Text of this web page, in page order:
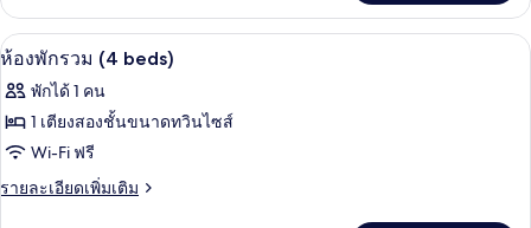
ใหญ่
1
เตียง
เกี่ยว
กับ
ห้อง
เตียง
ใหญ่
เตียง
เปิด
ภาพถ่าย
ทั้งหมด
ของ
ห้อง
3
ห้องพักรวม (4 beds)
พักได้ 1 คน
1 เตียงสองชั้นขนาดทวินไซส์
Wi-Fi ฟรี
รายละเอียดเพิ่มเติม
ราย